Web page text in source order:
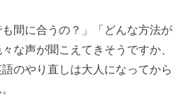
も間に合うの？」「どんな方法が
な声が聞こえてきそうですか、
のやり直しは大人になってから